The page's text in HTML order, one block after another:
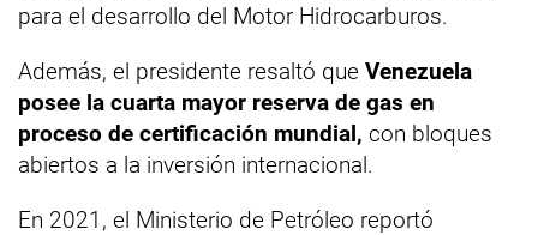
para el desarrollo del Motor Hidrocarburos.
Además, el presidente resaltó que Venezuela
posee la cuarta mayor reserva de gas en
proceso de certificación mundial, con bloques
abiertos a la inversión internacional.
En 2021, el Ministerio de Petróleo reportó